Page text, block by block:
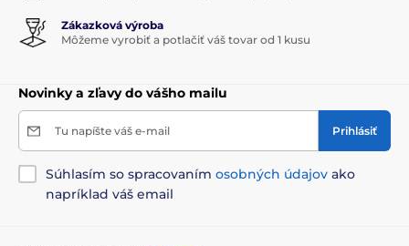
Zákazková výroba
Môžeme vyrobiť a potlačiť váš tovar od 1 kusu
Novinky a zľavy do vášho mailu
Tu napíšte váš e-mail Prihlásiť
Súhlasím so spracovaním osobných údajov ako
napríklad váš email